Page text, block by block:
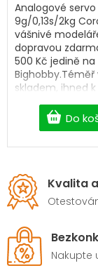
Do
Analogové servo
9g/0,13s/2kg
vášnivé
dopravou
500 Kč jedině na
Bighobby.Téměř
skladem, ihned k
Kvalita
Nakupte